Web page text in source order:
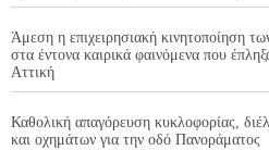
Άμεση η επιχειρησιακή κινητοποίηση
στα έντονα καιρικά φαινόμενα που
Αττική
Καθολική απαγόρευση κυκλοφορίας,
και οχημάτων για την οδό Πανοράματος